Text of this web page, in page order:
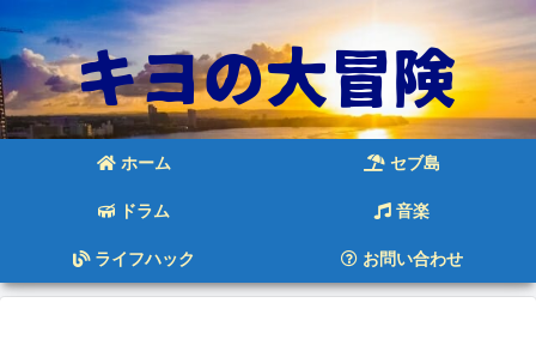
ホーム セブ島
ドラム 音楽
ライフハック お問い合わせ